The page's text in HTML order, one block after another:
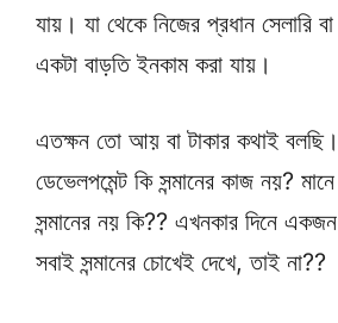
যায়। যা থেকে নিজের প্রধান সেলারি
একটা বাড়তি ইনকাম করা যায়।
এতক্ষন তো আয় বা টাকার কথাই
ডেভেলপমেন্ট কি সন্মানের কাজ নয়?
সন্মানের নয় কি?? এখনকার দিনে
সবাই সন্মানের চোখেই দেখে, তাই না??